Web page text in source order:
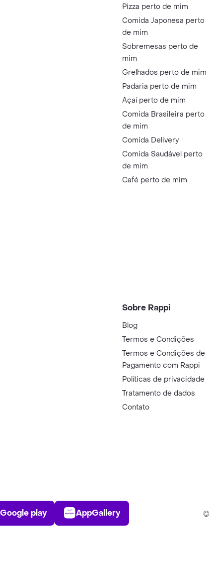
Pizza perto de mim
Comida Japonesa perto
de mim
Sobremesas perto de
mim
Grelhados perto de mim
Padaria perto de mim
Açaí perto de mim
Comida Brasileira perto
de mim
Comida Delivery
Comida Saudável perto
de mim
Café perto de mim
Sobre Rappi
Blog
Termos e Condições
Termos e Condições de
Pagamento com Rappi
Políticas de privacidade
Tratamento de dados
Contato
Play Store
Google play
AppGallery
AppGallery ©